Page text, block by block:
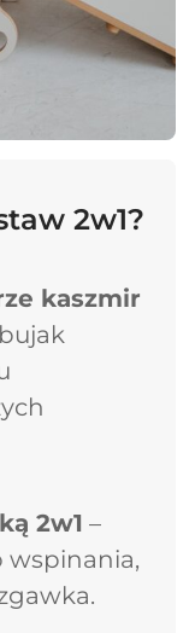
2w1?
kaszmir
2w1 –
wspinania,